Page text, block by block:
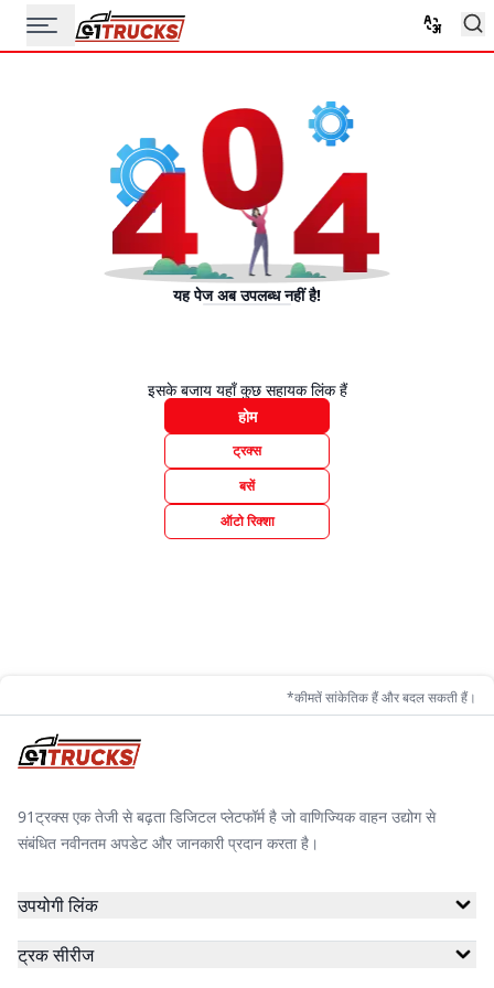
यह पेज अब उपलब्ध नहीं है!
इसके बजाय यहाँ कुछ सहायक लिंक हैं
होम
ट्रक्स
बसें
ऑटो रिक्शा
*कीमतें सांकेतिक हैं और बदल सकती हैं।
91ट्रक्स एक तेजी से बढ़ता डिजिटल प्लेटफॉर्म है जो वाणिज्यिक वाहन उद्योग से
संबंधित नवीनतम अपडेट और जानकारी प्रदान करता है।
उपयोगी लिंक
ट्रक सीरीज